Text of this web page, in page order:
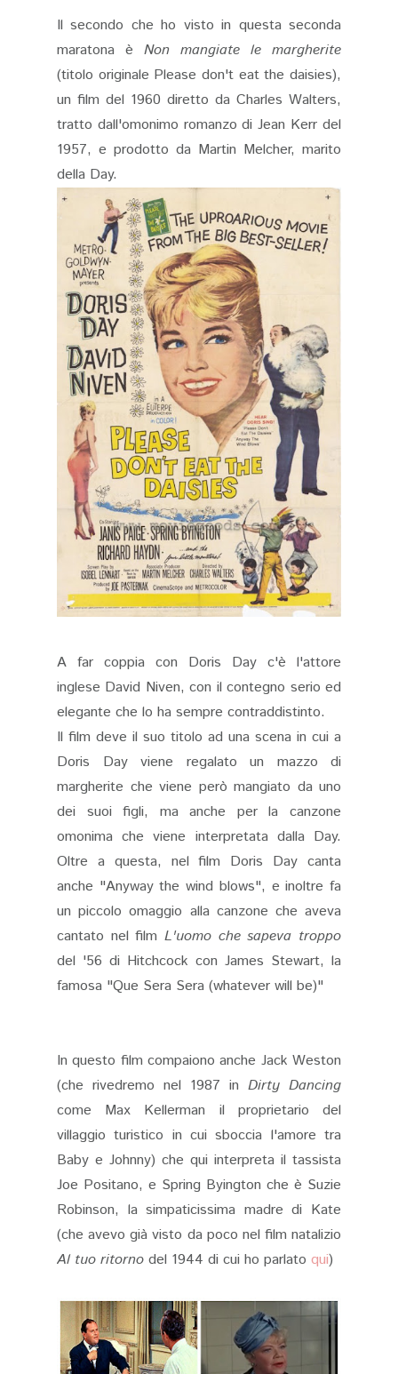
Il secondo che ho visto in questa seconda
maratona è Non mangiate le margherite
(titolo originale Please don't eat the daisies),
un film del 1960 diretto da Charles Walters,
tratto dall'omonimo romanzo di Jean Kerr del
1957, e prodotto da Martin Melcher, marito
della Day.
A far coppia con Doris Day c'è l'attore
inglese David Niven, con il contegno serio ed
elegante che lo ha sempre contraddistinto.
Il film deve il suo titolo ad una scena in cui a
Doris Day viene regalato un mazzo di
margherite che viene però mangiato da uno
dei suoi figli, ma anche per la canzone
omonima che viene interpretata dalla Day.
Oltre a questa, nel film Doris Day canta
anche "Anyway the wind blows", e inoltre fa
un piccolo omaggio alla canzone che aveva
cantato nel film L'uomo che sapeva troppo
del '56 di Hitchcock con James Stewart, la
famosa "Que Sera Sera (whatever will be)"
In questo film compaiono anche Jack Weston
(che rivedremo nel 1987 in Dirty Dancing
come Max Kellerman il proprietario del
villaggio turistico in cui sboccia l'amore tra
Baby e Johnny) che qui interpreta il tassista
Joe Positano, e Spring Byington che è Suzie
Robinson, la simpaticissima madre di Kate
(che avevo già visto da poco nel film natalizio
Al tuo ritorno del 1944 di cui ho parlato qui)